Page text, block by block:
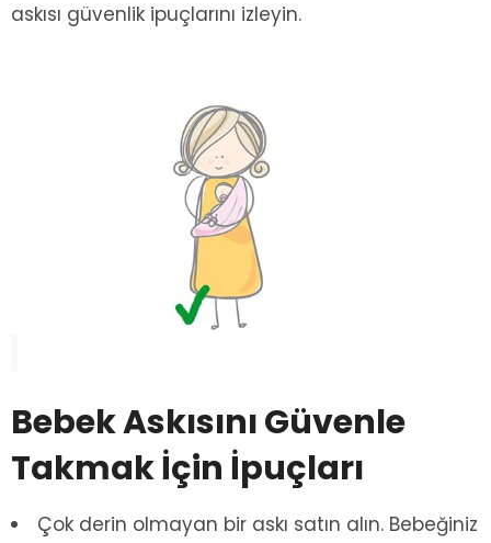
askısı güvenlik ipuçlarını izleyin.
Bebek Askısını Güvenle
Takmak İçin İpuçları
Çok derin olmayan bir askı satın alın. Bebeğiniz